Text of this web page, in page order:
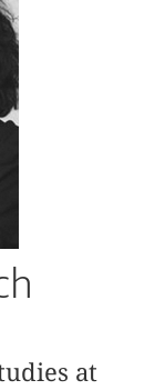
at